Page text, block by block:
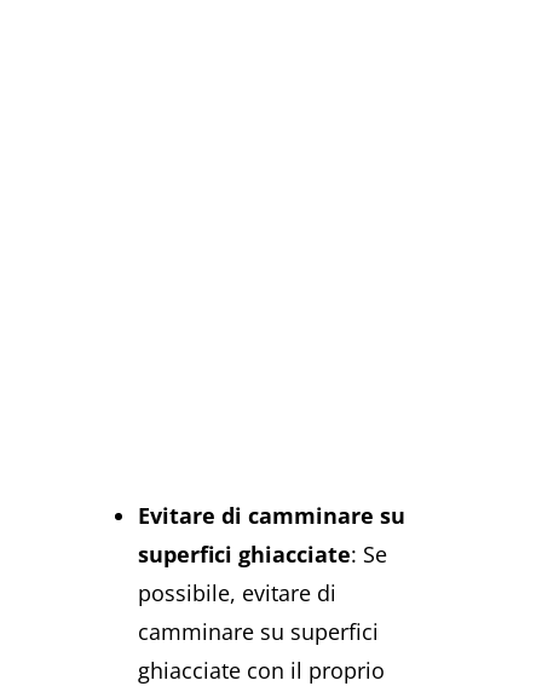
Evitare di camminare su
superfici ghiacciate: Se
possibile, evitare di
camminare su superfici
ghiacciate con il proprio